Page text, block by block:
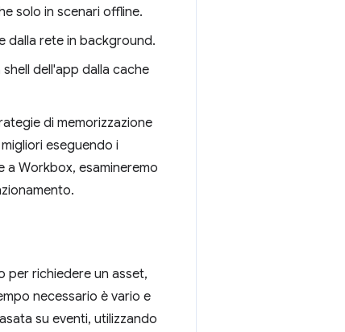
solo in scenari offline.
dalla rete in background.
dell'app dalla cache
di memorizzazione
eseguendo i
a Workbox, esamineremo
per richiedere un asset,
necessario è vario e
su eventi, utilizzando